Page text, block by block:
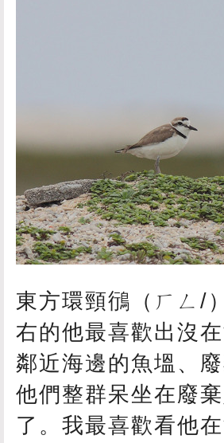
東方環頸鴴（ㄏㄥ/
右的他最喜歡出沒
鄰近海邊的魚塭、
他們整群呆坐在廢
了。我最喜歡看他